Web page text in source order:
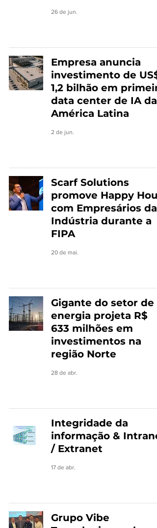
26 de jun.
Empresa anuncia
investimento de US$
1,2 bilhão em
data center de IA da
América Latina
2 de jun.
Scarf Solutions
promove Happy Hour
com Empresários da
Indústria durante a
FIPA
20 de mai.
Gigante do setor de
energia projeta R$
633 milhões em
investimentos na
região Norte
28 de abr.
Integridade da
informação &
/ Extranet
17 de abr.
Grupo Vibe